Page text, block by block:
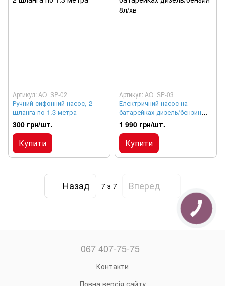
Артикул: AO_SP-02
Ручний сифонний насос, 2
шланга по 1.3 метра
300 грн/шт.
Купити
Артикул: AO_SP-03
Електричний насос на
батарейках дизель/бензин
8л/хв
1 990 грн/шт.
Купити
Назад 7 з 7 Вперед
067 407-75-75
Контакти
Повна версія сайту